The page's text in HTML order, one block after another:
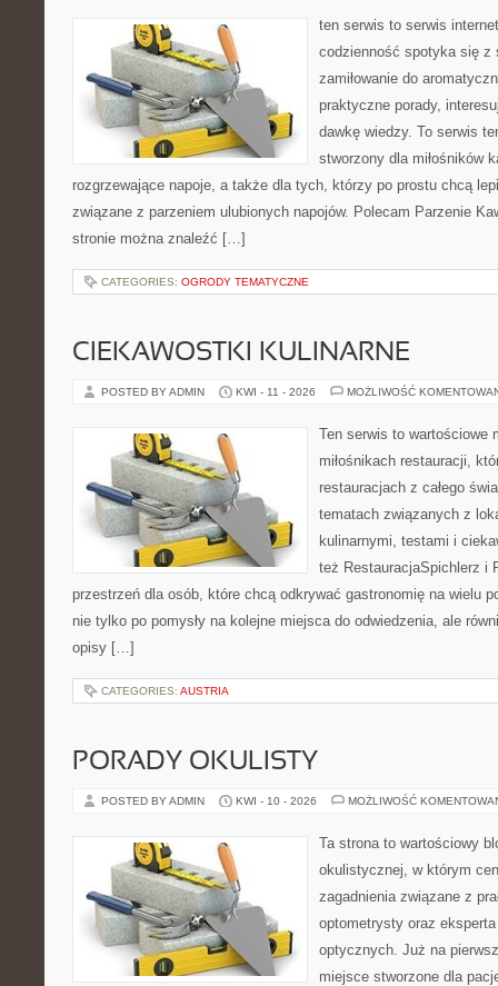
ten serwis to serwis
codzienność spotyka się z
zamiłowanie do
praktyczne porady,
dawkę wiedzy. To serwis
stworzony dla miłośników
rozgrzewające napoje, a także dla tych, którzy po prostu chcą
związane z parzeniem ulubionych napojów. Polecam Parzenie
stronie można znaleźć […]
CATEGORIES: OGRODY TEMATYCZNE
CIEKAWOSTKI KULINARNE
POSTED BY ADMIN KWI - 11 - 2026 MOŻLIWOŚĆ
Ten serwis to wartościowe
miłośnikach restauracji,
restauracjach z całego
tematach związanych z
kulinarnymi, testami i
też RestauracjaSpichlerz i
przestrzeń dla osób, które chcą odkrywać gastronomię na wielu
nie tylko po pomysły na kolejne miejsca do odwiedzenia, ale
opisy […]
CATEGORIES: AUSTRIA
PORADY OKULISTY
POSTED BY ADMIN KWI - 10 - 2026 MOŻLIWOŚĆ
Ta strona to wartościowy
okulistycznej, w którym
zagadnienia związane z
optometrysty oraz
optycznych. Już na
miejsce stworzone dla